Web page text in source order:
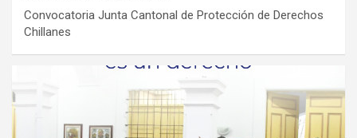
Convocatoria Junta Cantonal de Protección de Derechos
Chillanes